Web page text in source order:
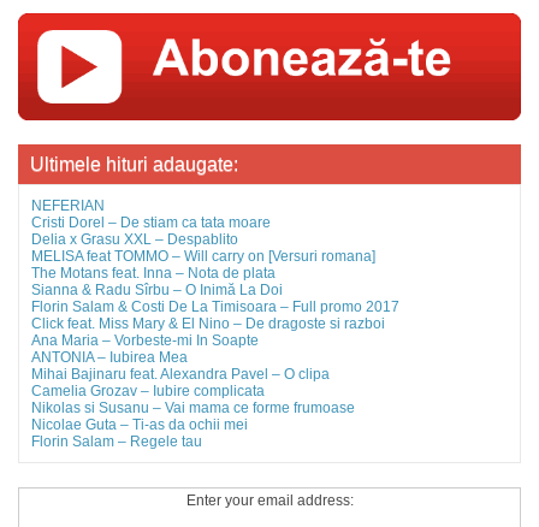
Ultimele hituri adaugate:
NEFERIAN
Cristi Dorel – De stiam ca tata moare
Delia x Grasu XXL – Despablito
MELISA feat TOMMO – Will carry on [Versuri romana]
The Motans feat. Inna – Nota de plata
Sianna & Radu Sîrbu – O Inimă La Doi
Florin Salam & Costi De La Timisoara – Full promo 2017
Click feat. Miss Mary & El Nino – De dragoste si razboi
Ana Maria – Vorbeste-mi In Soapte
ANTONIA – Iubirea Mea
Mihai Bajinaru feat. Alexandra Pavel – O clipa
Camelia Grozav – Iubire complicata
Nikolas si Susanu – Vai mama ce forme frumoase
Nicolae Guta – Ti-as da ochii mei
Florin Salam – Regele tau
Enter your email address: